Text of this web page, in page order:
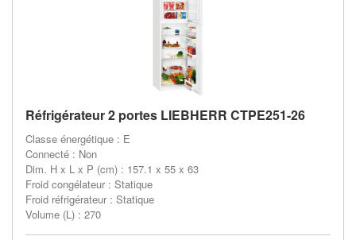
Réfrigérateur 2 portes LIEBHERR CTPE251-26
Classe énergétique : E
Connecté : Non
Dim. H x L x P (cm) : 157.1 x 55 x 63
Froid congélateur : Statique
Froid réfrigérateur : Statique
Volume (L) : 270